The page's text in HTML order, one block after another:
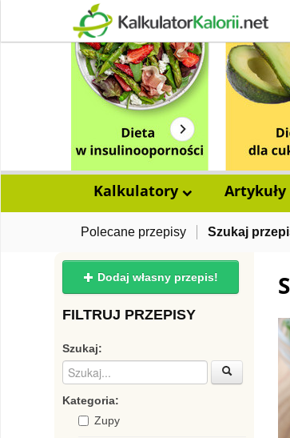
Kalkulatory Artykuły
Polecane przepisy Szukaj
Dodaj własny przepis!
FILTRUJ PRZEPISY
Szukaj:
Kategoria:
Zupy